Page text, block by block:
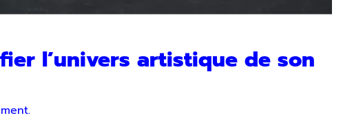
l’univers artistique de son
SOUMETTRE